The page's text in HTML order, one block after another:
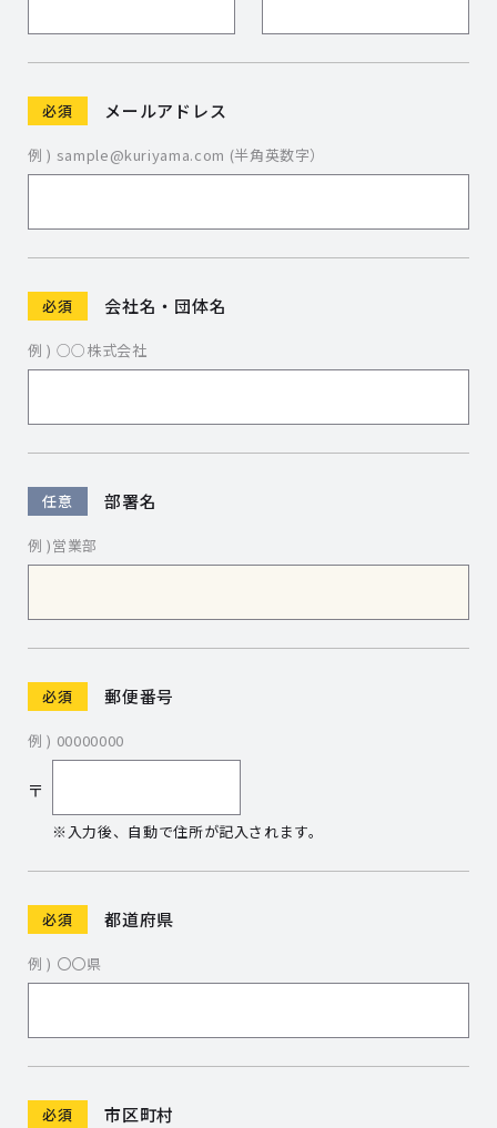
必須 メールアドレス
例 ) sample@kuriyama.com (半角英数字）
必須 会社名・団体名
例 ) ○○株式会社
任意 部署名
例 )営業部
必須 郵便番号
例 ) 00000000
〒
※入力後、 自動で住所が記入されます。
必須 都道府県
例 ) 〇〇県
必須 市区町村